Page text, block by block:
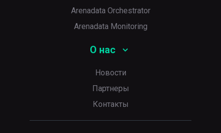
Arenadata Orchestrator
Arenadata Monitoring
О нас
Новости
Партнеры
Контакты